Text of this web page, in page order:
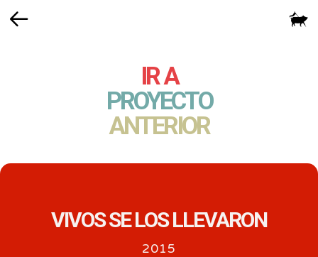
IR A
PROYECTO
ANTERIOR
VIVOS SE LOS LLEVARON
2015